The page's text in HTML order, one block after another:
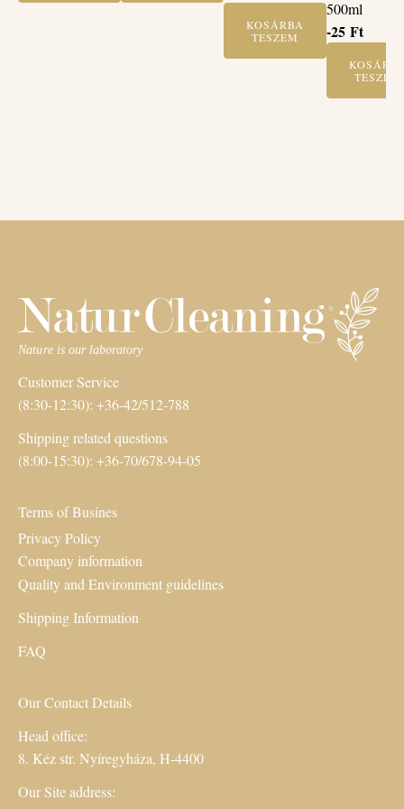
KOSÁRBA
TESZEM
500ml
-25 Ft
TESZEM
Customer Service
(8:30-12:30): +36-42/512-788
Shipping related questions
(8:00-15:30): +36-70/678-94-05
Terms of Busines
Privacy Policy
Company information
Quality and Environment guidelines
Shipping Information
FAQ
Our Contact Details
Head office:
8. Kéz str. Nyíregyháza, H-4400
Our Site address: